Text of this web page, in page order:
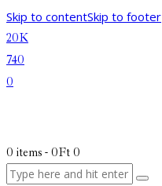
Skip to contentSkip to footer
20K
740
0
0 items - 0Ft 0